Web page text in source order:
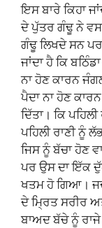
ਇਸ ਬਾਰੇ ਕਿਹਾ
ਦੇ ਪੁੱਤਰ ਗੰਢੂ ਨੇ
ਗੰਢੂ ਲਿਖਦੇ ਸਨ
ਜਾਂਦਾ ਹੈ ਕਿ
ਨਾ ਹੋਣ ਕਾਰਨ
ਪੈਦਾ ਨਾ ਹੋਣ
ਦਿੱਤਾ। ਕਿ
ਪਹਿਲੀ ਰਾਣੀ ਨੂੰ
ਜਿਸ ਨੂੰ ਬੱਚਾ ਹੋਣ
ਪਰ ਉਸ ਦਾ ਇੱਕ
ਖਤਮ ਹੋ ਗਿਆ।
ਦੇ ਮ੍ਰਿਤ ਸਰੀਰ
ਬਾਅਦ ਬੱਚੇ ਨੂੰ